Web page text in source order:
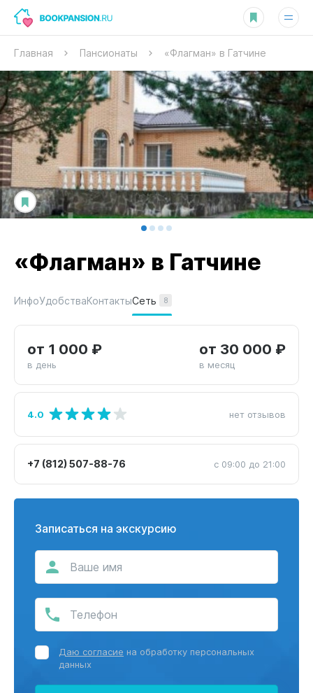
Главная Пансионаты «Флагман» в Гатчине
«Флагман» в Гатчине
ИнфоУдобстваКонтактыСеть 8
от 1 000 ₽
в день
от 30 000 ₽
в месяц
4.0 нет отзывов
+7 (812) 507-88-76 с 09:00 до 21:00
Записаться на экскурсию
Даю согласие на обработку персональных
данных